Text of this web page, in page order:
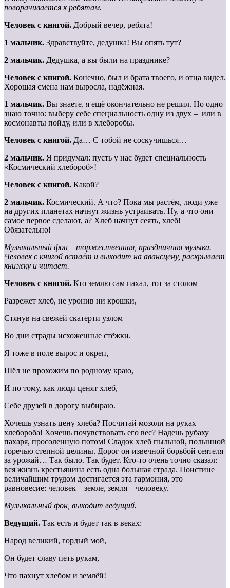
поворачивается к ребятам.
Человек с книгой. Добрый вечер, ребята!
1 мальчик. Здравствуйте, дедушка! Вы опять тут?
2 мальчик. Дедушка, а вы были на празднике?
Человек с книгой. Конечно, был и брата твоего, и отца видел.
Хорошая смена нам выросла, надёжная.
1 мальчик. Вы знаете, я ещё окончательно не решил. Но одно
знаю точно: выберу себе специальность одну из двух – или в
космонавты пойду, или в хлеборобы.
Человек с книгой. Да… С тобой не соскучишься…
2 мальчик. Я придумал: пусть у нас будет специальность
«Космический хлебороб»!
Человек с книгой. Какой?
2 мальчик. Космический. А что? Пока мы растём, люди уже
на других планетах начнут жизнь устраивать. Ну, а что они
самое первое сделают, а? Хлеб начнут сеять, хлеб!
Обязательно!
Музыкальный фон – торжественная, праздничная музыка.
Человек с книгой встаёт и выходит на авансцену, раскрывает
книжку и читает.
Человек с книгой. Кто землю сам пахал, тот за столом
Разрежет хлеб, не уронив ни крошки,
Стянув на свежей скатерти узлом
Во дни страды исхоженные стёжки.
Я тоже в поле вырос и окреп,
Шёл не прохожим по родному краю,
И по тому, как люди ценят хлеб,
Себе друзей в дорогу выбираю.
Хочешь узнать цену хлеба? Посчитай мозоли на руках
хлебороба! Хочешь почувствовать его вес? Надень рубаху
пахаря, просоленную потом! Сладок хлеб пыльной, полынной
горечью степной целины. Дорог он извечной борьбой сеятеля
за урожай… Так было. Так будет. Кто-то очень точно сказал:
вся жизнь крестьянина есть одна большая страда. Поистине
величайшим трудом достигается эта гармония, это
равновесие: человек – земле, земля – человеку.
Музыкальный фон, выходит ведущий.
Ведущий. Так есть и будет так в веках:
Народ великий, гордый мой,
Он будет славу петь рукам,
Что пахнут хлебом и землёй!